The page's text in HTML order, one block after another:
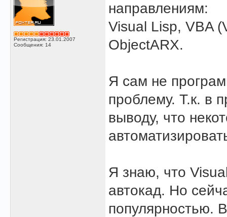
Регистрация: 23.01.2007
Сообщения: 14
направлениям:
Visual Lisp, VBA
ObjectARX.
Я сам не
проблему. Т.к. в
выводу, что
Я знаю, что
автокад. Но
популярностью.